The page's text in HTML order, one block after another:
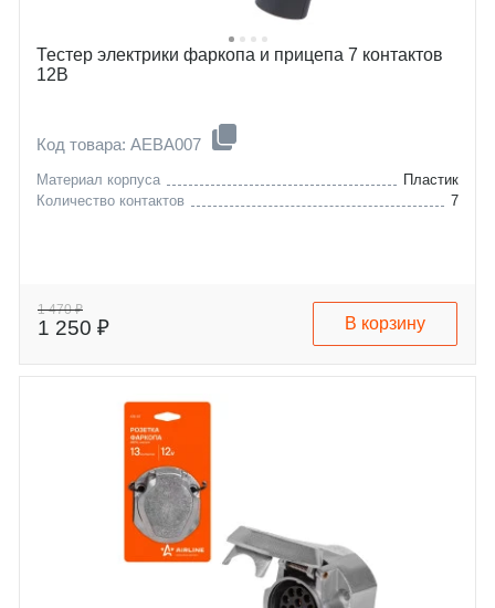
Тестер электрики фаркопа и прицепа 7 контактов
12В
Код товара: AEBA007
Материал корпуса
Пластик
Количество контактов
7
1 470 ₽
1 250 ₽ В корзину